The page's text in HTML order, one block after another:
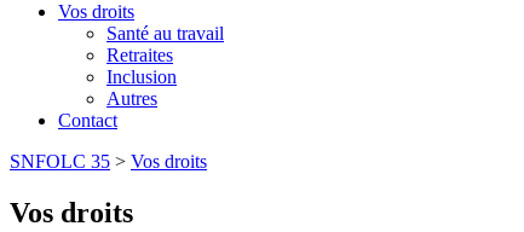
Vos droits
Santé au travail
Retraites
Inclusion
Autres
Contact
SNFOLC 35 > Vos droits
Vos droits